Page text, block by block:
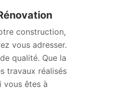
construction,
vous adresser.
qualité. Que la
travaux réalisés
vous êtes à